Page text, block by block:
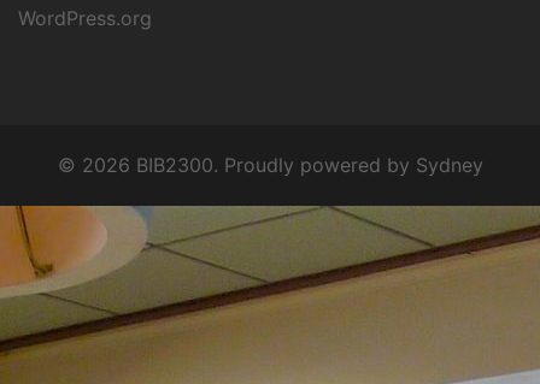
WordPress.org
© 2026 BIB2300. Proudly powered by Sydney